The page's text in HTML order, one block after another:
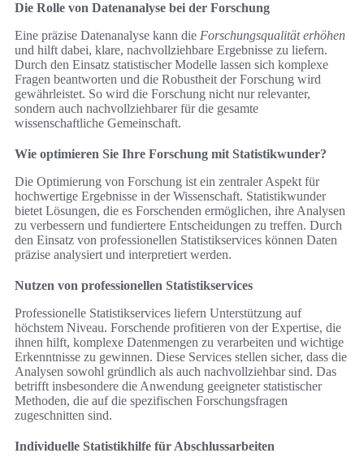
Die Rolle von Datenanalyse bei der Forschung
Eine präzise Datenanalyse kann die Forschungsqualität erhöhen
und hilft dabei, klare, nachvollziehbare Ergebnisse zu liefern.
Durch den Einsatz statistischer Modelle lassen sich komplexe
Fragen beantworten und die Robustheit der Forschung wird
gewährleistet. So wird die Forschung nicht nur relevanter,
sondern auch nachvollziehbarer für die gesamte
wissenschaftliche Gemeinschaft.
Wie optimieren Sie Ihre Forschung mit Statistikwunder?
Die Optimierung von Forschung ist ein zentraler Aspekt für
hochwertige Ergebnisse in der Wissenschaft. Statistikwunder
bietet Lösungen, die es Forschenden ermöglichen, ihre Analysen
zu verbessern und fundiertere Entscheidungen zu treffen. Durch
den Einsatz von professionellen Statistikservices können Daten
präzise analysiert und interpretiert werden.
Nutzen von professionellen Statistikservices
Professionelle Statistikservices liefern Unterstützung auf
höchstem Niveau. Forschende profitieren von der Expertise, die
ihnen hilft, komplexe Datenmengen zu verarbeiten und wichtige
Erkenntnisse zu gewinnen. Diese Services stellen sicher, dass die
Analysen sowohl gründlich als auch nachvollziehbar sind. Das
betrifft insbesondere die Anwendung geeigneter statistischer
Methoden, die auf die spezifischen Forschungsfragen
zugeschnitten sind.
Individuelle Statistikhilfe für Abschlussarbeiten